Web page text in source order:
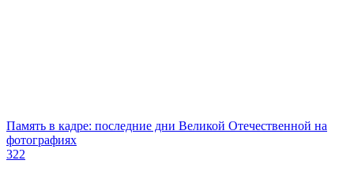
Память в кадре: последние дни Великой Отечественной на
фотографиях
322